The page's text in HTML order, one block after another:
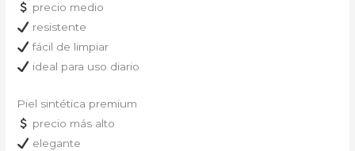
precio medio
resistente
fácil de limpiar
ideal para uso diario
Piel sintética premium
precio más alto
elegante